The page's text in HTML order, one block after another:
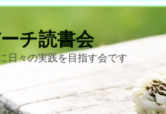
チ読書会
日々の実践を目指す会です